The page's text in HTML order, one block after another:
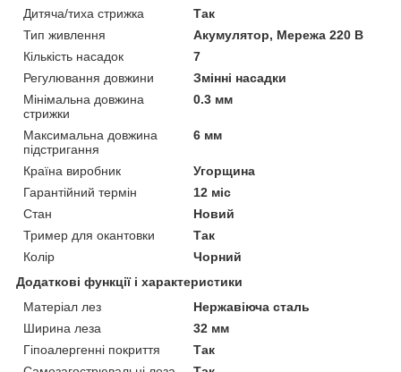
Дитяча/тиха стрижка
Так
Тип живлення
Акумулятор, Мережа 220 В
Кількість насадок
7
Регулювання довжини
Змінні насадки
Мінімальна довжина
стрижки
0.3 мм
Максимальна довжина
підстригання
6 мм
Країна виробник
Угорщина
Гарантійний термін
12 міс
Стан
Новий
Тример для окантовки
Так
Колір
Чорний
Додаткові функції і характеристики
Матеріал лез
Нержавіюча сталь
Ширина леза
32 мм
Гіпоалергенні покриття
Так